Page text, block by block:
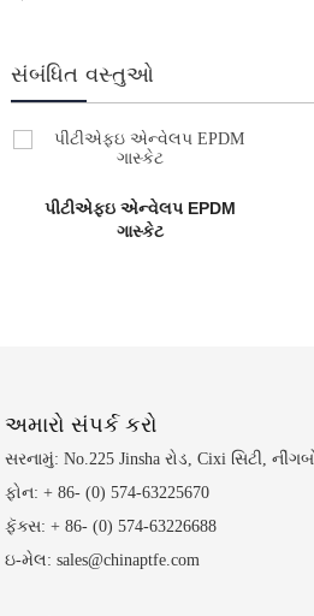
સંબંધિત વસ્તુઓ
પીટીએફઇ એન્વેલપ EPDM
ગાસ્કેટ
અમારો સંપર્ક કરો
સરનામું: No.225 Jinsha રોડ, Cixi સિટી,
ફોન: + 86- (0) 574-63225670
ફૅક્સ: + 86- (0) 574-63226688
ઇ-મેલ: sales@chinaptfe.com